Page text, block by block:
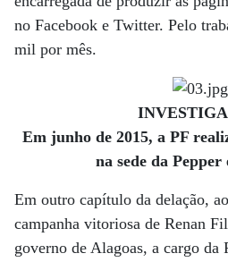
no Facebook e Twitter. Pelo
mil por mês.
Em junho de 2015, a PF
na sede da
Em outro capítulo da delação,
campanha vitoriosa de Renan
governo de Alagoas, a cargo da